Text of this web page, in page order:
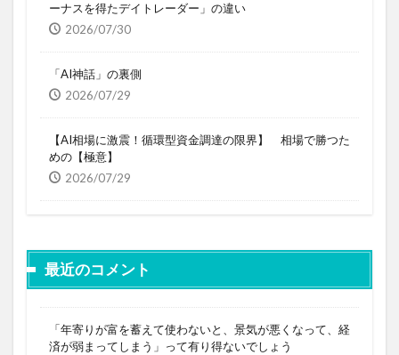
ーナスを得たデイトレーダー」の違い
2026/07/30
「AI神話」の裏側
2026/07/29
【AI相場に激震！循環型資金調達の限界】 相場で勝つた
めの【極意】
2026/07/29
最近のコメント
「年寄りが富を蓄えて使わないと、景気が悪くなって、経
済が弱まってしまう」って有り得ないでしょう